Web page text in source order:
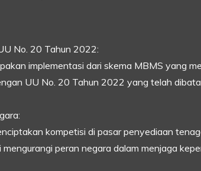
No. 20 Tahun 2022:
implementasi dari skema MBMS yang
UU No. 20 Tahun 2022 yang telah
kompetisi di pasar penyediaan
peran negara dalam menjaga